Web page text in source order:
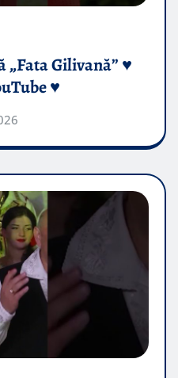
„Fata Gilivană” ♥️
♥️